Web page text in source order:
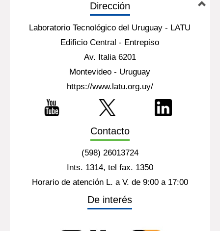
Dirección
Laboratorio Tecnológico del Uruguay - LATU
Edificio Central - Entrepiso
Av. Italia 6201
Montevideo - Uruguay
https://www.latu.org.uy/
Contacto
(598) 26013724
Ints. 1314, tel fax. 1350
Horario de atención L. a V. de 9:00 a 17:00
De interés